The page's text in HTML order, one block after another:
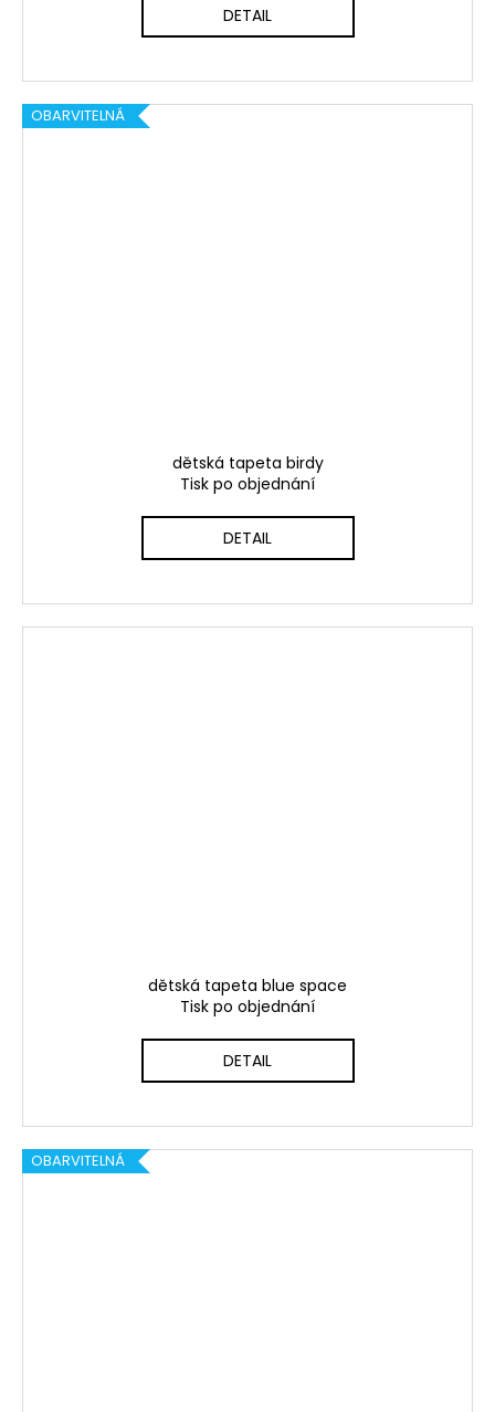
DETAIL
OBARVITELNÁ
dětská tapeta birdy
Tisk po objednání
DETAIL
dětská tapeta blue space
Tisk po objednání
DETAIL
OBARVITELNÁ